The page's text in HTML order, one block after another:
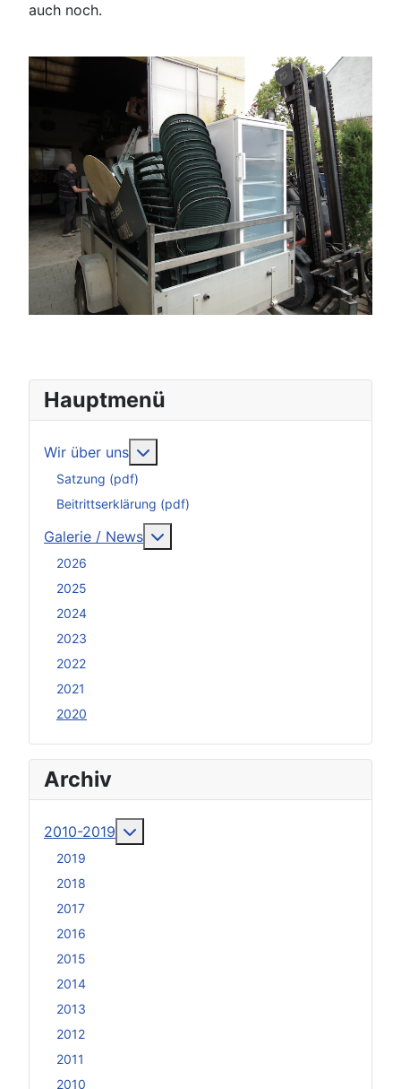
auch noch.
Hauptmenü
Wir über uns
Satzung (pdf)
Beitrittserklärung (pdf)
Galerie / News
2026
2025
2024
2023
2022
2021
2020
Archiv
2010-2019
2019
2018
2017
2016
2015
2014
2013
2012
2011
2010